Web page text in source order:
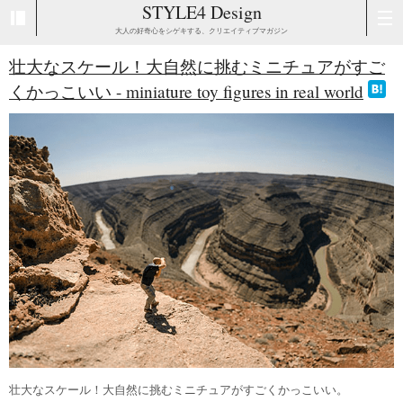
STYLE4 Design
大人の好奇心をシゲキする、クリエイティブマガジン
壮大なスケール！大自然に挑むミニチュアがすご
くかっこいい - miniature toy figures in real world
壮大なスケール！大自然に挑むミニチュアがすごくかっこいい。